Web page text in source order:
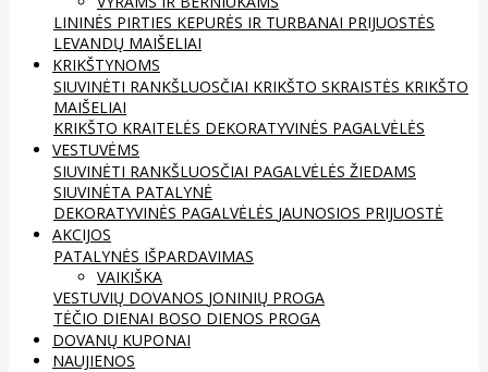
LININĖS PIRTIES KEPURĖS IR TURBANAI PRIJUOSTĖS
LEVANDŲ MAIŠELIAI
KRIKŠTYNOMS
SIUVINĖTI RANKŠLUOSČIAI KRIKŠTO SKRAISTĖS KRIKŠTO
MAIŠELIAI
KRIKŠTO KRAITELĖS DEKORATYVINĖS PAGALVĖLĖS
VESTUVĖMS
SIUVINĖTI RANKŠLUOSČIAI PAGALVĖLĖS ŽIEDAMS
SIUVINĖTA PATALYNĖ
DEKORATYVINĖS PAGALVĖLĖS JAUNOSIOS PRIJUOSTĖ
AKCIJOS
PATALYNĖS IŠPARDAVIMAS
VAIKIŠKA
VESTUVIŲ DOVANOS JONINIŲ PROGA
TĖČIO DIENAI BOSO DIENOS PROGA
DOVANŲ KUPONAI
NAUJIENOS